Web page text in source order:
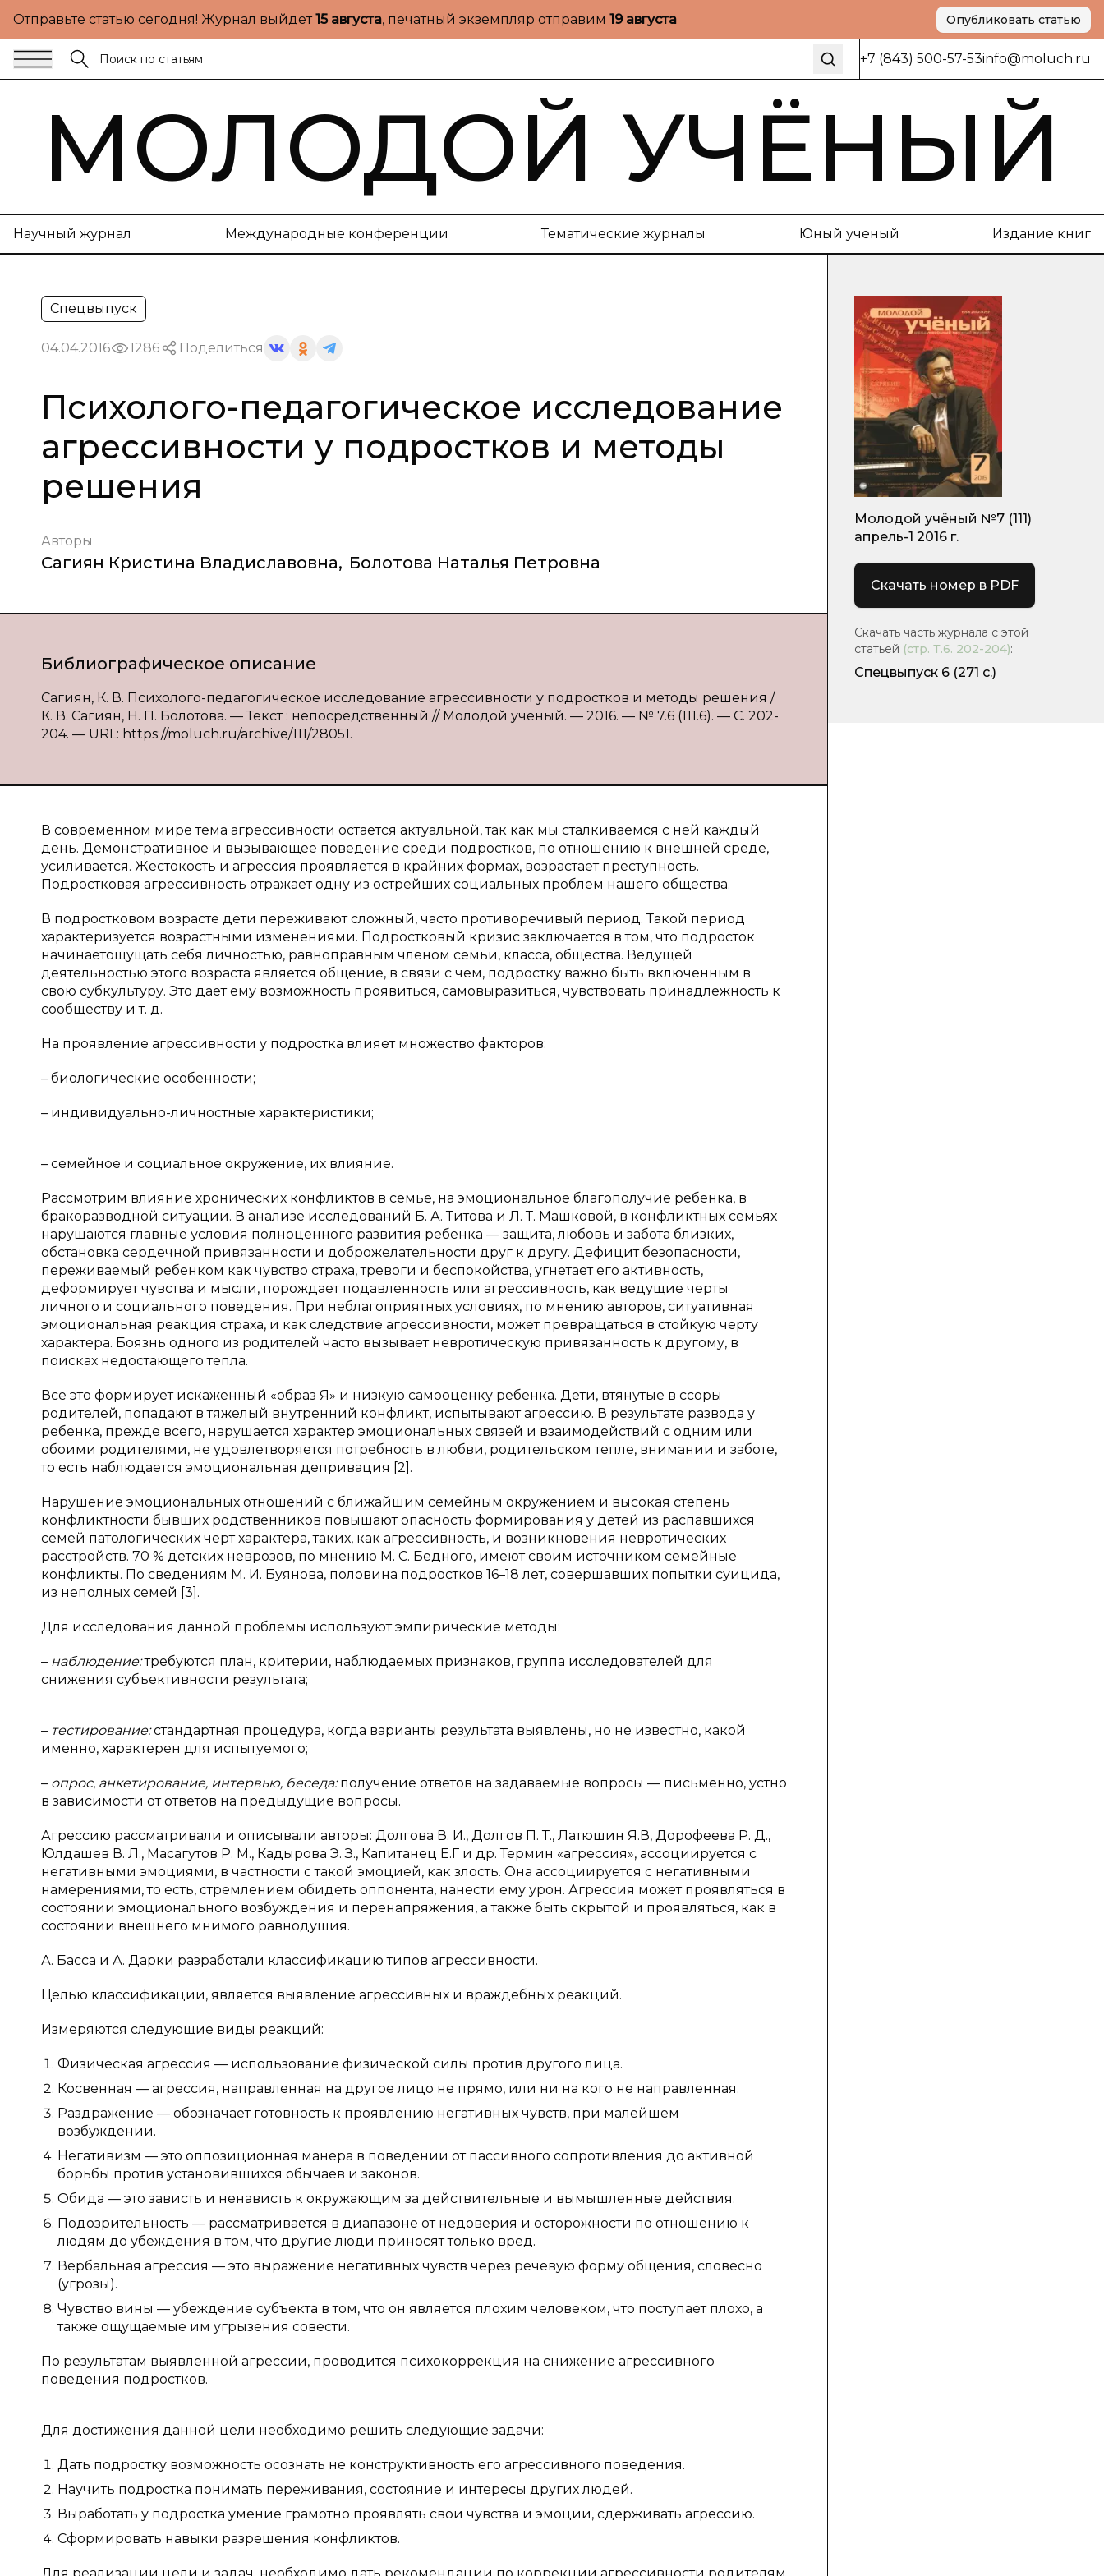
Отправьте статью сегодня! Журнал выйдет15 августа, печатный экземпляр отправим 19 августа Опубликовать статью
+7 (843) 500-57-53info@moluch.ru
МОЛОДОЙ УЧЁНЫЙ
Научный журнал Международные конференции Тематические журналы Юный ученый Издание книг
Спецвыпуск
04.04.2016 1286 Поделиться
Психолого-педагогическое исследование
агрессивности у подростков и методы
решения
Авторы
Сагиян Кристина Владиславовна, Болотова Наталья Петровна
Библиографическое описание
Сагиян, К. В. Психолого-педагогическое исследование агрессивности у подростков и методы решения /
К. В. Сагиян, Н. П. Болотова. — Текст : непосредственный // Молодой ученый. — 2016. — № 7.6 (111.6). — С. 202-
204. — URL: https://moluch.ru/archive/111/28051.
В современном мире тема агрессивности остается актуальной, так как мы сталкиваемся с ней каждый
день. Демонстративное и вызывающее поведение среди подростков, по отношению к внешней среде,
усиливается. Жестокость и агрессия проявляется в крайних формах, возрастает преступность.
Подростковая агрессивность отражает одну из острейших социальных проблем нашего общества.
В подростковом возрасте дети переживают сложный, часто противоречивый период. Такой период
характеризуется возрастными изменениями. Подростковый кризис заключается в том, что подросток
начинаетощущать себя личностью, равноправным членом семьи, класса, общества. Ведущей
деятельностью этого возраста является общение, в связи с чем, подростку важно быть включенным в
свою субкультуру. Это дает ему возможность проявиться, самовыразиться, чувствовать принадлежность к
сообществу и т. д.
На проявление агрессивности у подростка влияет множество факторов:
– биологические особенности;
– индивидуально-личностные характеристики;
– семейное и социальное окружение, их влияние.
Рассмотрим влияние хронических конфликтов в семье, на эмоциональное благополучие ребенка, в
бракоразводной ситуации. В анализе исследований Б. А. Титова и Л. Т. Машковой, в конфликтных семьях
нарушаются главные условия полноценного развития ребенка — защита, любовь и забота близких,
обстановка сердечной привязанности и доброжелательности друг к другу. Дефицит безопасности,
переживаемый ребенком как чувство страха, тревоги и беспокойства, угнетает его активность,
деформирует чувства и мысли, порождает подавленность или агрессивность, как ведущие черты
личного и социального поведения. При неблагоприятных условиях, по мнению авторов, ситуативная
эмоциональная реакция страха, и как следствие агрессивности, может превращаться в стойкую черту
характера. Боязнь одного из родителей часто вызывает невротическую привязанность к другому, в
поисках недостающего тепла.
Все это формирует искаженный «образ Я» и низкую самооценку ребенка. Дети, втянутые в ссоры
родителей, попадают в тяжелый внутренний конфликт, испытывают агрессию. В результате развода у
ребенка, прежде всего, нарушается характер эмоциональных связей и взаимодействий с одним или
обоими родителями, не удовлетворяется потребность в любви, родительском тепле, внимании и заботе,
то есть наблюдается эмоциональная депривация [2].
Нарушение эмоциональных отношений с ближайшим семейным окружением и высокая степень
конфликтности бывших родственников повышают опасность формирования у детей из распавшихся
семей патологических черт характера, таких, как агрессивность, и возникновения невротических
расстройств. 70 % детских неврозов, по мнению М. С. Бедного, имеют своим источником семейные
конфликты. По сведениям М. И. Буянова, половина подростков 16–18 лет, совершавших попытки суицида,
из неполных семей [3].
Для исследования данной проблемы используют эмпирические методы:
– наблюдение:требуются план, критерии, наблюдаемых признаков, группа исследователей для
снижения субъективности результата;
– тестирование:стандартная процедура, когда варианты результата выявлены, но не известно, какой
именно, характерен для испытуемого;
– опрос, анкетирование, интервью, беседа:получение ответов на задаваемые вопросы — письменно, устно
в зависимости от ответов на предыдущие вопросы.
Агрессию рассматривали и описывали авторы: Долгова В. И., Долгов П. Т., Латюшин Я.В, Дорофеева Р. Д.,
Юлдашев В. Л., Масагутов Р. М., Кадырова Э. З., Капитанец Е.Г и др. Термин «агрессия», ассоциируется с
негативными эмоциями, в частности с такой эмоцией, как злость. Она ассоциируется с негативными
намерениями, то есть, стремлением обидеть оппонента, нанести ему урон. Агрессия может проявляться в
состоянии эмоционального возбуждения и перенапряжения, а также быть скрытой и проявляться, как в
состоянии внешнего мнимого равнодушия.
А. Басса и А. Дарки разработали классификацию типов агрессивности.
Целью классификации, является выявление агрессивных и враждебных реакций.
Измеряются следующие виды реакций:
Физическая агрессия — использование физической силы против другого лица.
Косвенная — агрессия, направленная на другое лицо не прямо, или ни на кого не направленная.
Раздражение — обозначает готовность к проявлению негативных чувств, при малейшем
возбуждении.
Негативизм — это оппозиционная манера в поведении от пассивного сопротивления до активной
борьбы против установившихся обычаев и законов.
Обида — это зависть и ненависть к окружающим за действительные и вымышленные действия.
Подозрительность — рассматривается в диапазоне от недоверия и осторожности по отношению к
людям до убеждения в том, что другие люди приносят только вред.
Вербальная агрессия — это выражение негативных чувств через речевую форму общения, словесно
(угрозы).
Чувство вины — убеждение субъекта в том, что он является плохим человеком, что поступает плохо, а
также ощущаемые им угрызения совести.
По результатам выявленной агрессии, проводится психокоррекция на снижение агрессивного
поведения подростков.
Для достижения данной цели необходимо решить следующие задачи:
Дать подростку возможность осознать не конструктивность его агрессивного поведения.
Научить подростка понимать переживания, состояние и интересы других людей.
Выработать у подростка умение грамотно проявлять свои чувства и эмоции, сдерживать агрессию.
Сформировать навыки разрешения конфликтов.
Молодой учёный №7 (111)
апрель-1 2016 г.
Скачать номер в PDF
Скачать часть журнала с этой
статьей (стр. Т.6. 202-204):
Спецвыпуск 6 (271 с.)